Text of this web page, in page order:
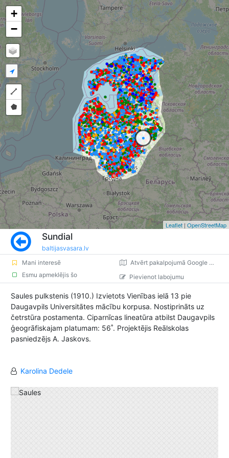
+
−
Draw a polyline
Draw a polygon
Leaflet | OpenStreetMap
Sundial
baltijasvasara.lv
Mani interesē
Esmu apmeklējis šo
Atvērt pakalpojumā Google Maps
Pievienot labojumu
Saules pulkstenis (1910.) Izvietots Vienības ielā 13 pie
Daugavpils Universitātes mācību korpusa. Nostiprināts uz
četrstūra postamenta. Ciparnīcas lineatūra atbilst Daugavpils
ģeogrāfiskajam platumam: 56˚. Projektējis Reālskolas
pasniedzējs A. Jaskovs.
Karolina Dedele